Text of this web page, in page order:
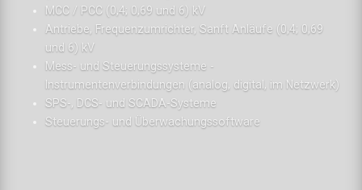
MCC / PCC (0,4; 0,69 und 6) kV
Antriebe, Frequenzumrichter, Sanft Anläufe (0,4; 0,69
und 6) kV
Mess- und Steuerungssysteme -
Instrumentenverbindungen (analog, digital, im Netzwerk)
SPS-, DCS- und SCADA-Systeme
Steuerungs- und Überwachungssoftware